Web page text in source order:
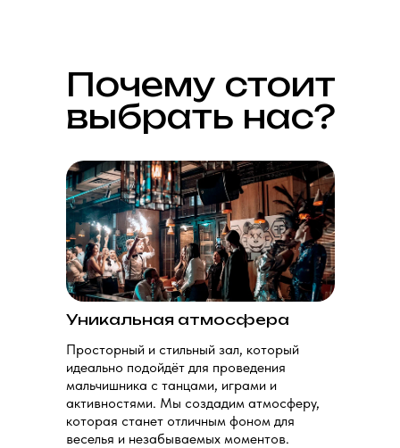
Почему стоит
выбрать нас?
Уникальная атмосфера
Просторный и стильный зал, который
идеально подойдёт для проведения
мальчишника с танцами, играми и
активностями. Мы создадим атмосферу,
которая станет отличным фоном для
веселья и незабываемых моментов.